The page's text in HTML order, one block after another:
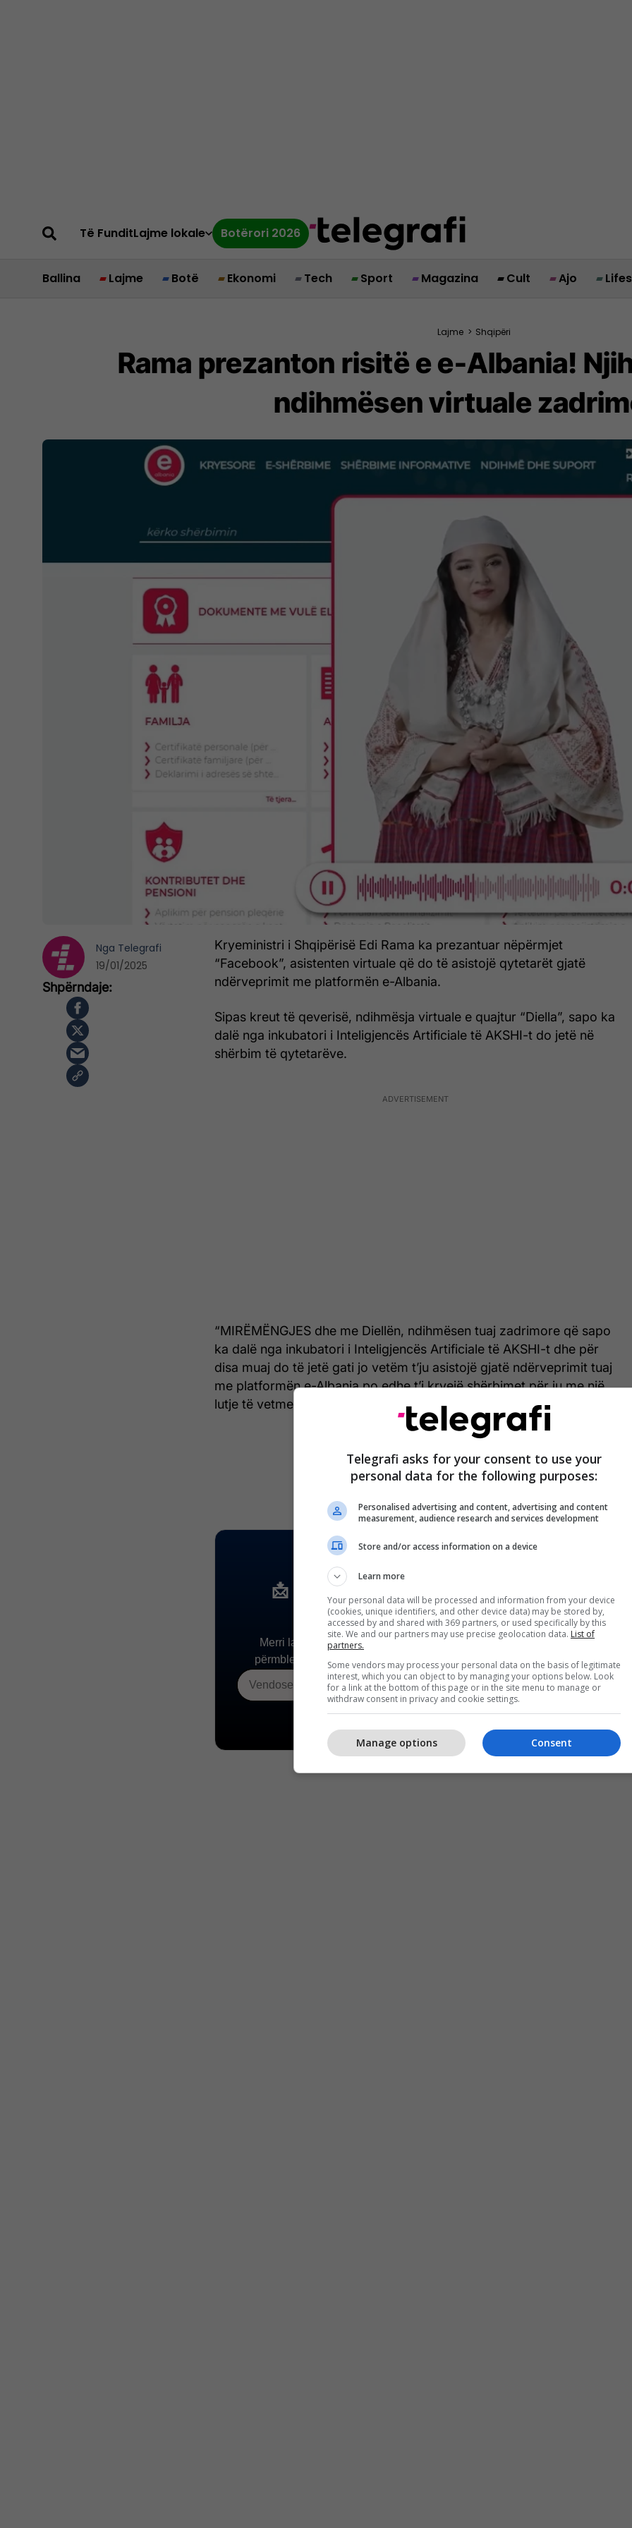
Të FunditLajme lokale Botërori 2026
Ballina Lajme Botë Ekonomi Tech Sport Magazina Cult Ajo
Lajme > Shqipëri
Rama prezanton risitë e e-Albania!
ndihmësen virtuale
Kryeministri i Shqipërisë Edi Rama ka prezantuar nëpërmjet
“Facebook”, asistenten virtuale që do të asistojë qytetarët gjatë
ndërveprimit me platformën e-Albania.
Sipas kreut të qeverisë, ndihmësja virtuale e quajtur “Diella”, sapo ka
dalë nga inkubatori i Inteligjencës Artificiale të AKSHI-t do jetë në
shërbim të qytetarëve.
“MIRËMËNGJES dhe me Diellën, ndihmësen tuaj zadrimore që sapo
ka dalë nga inkubatori i Inteligjencës Artificiale të AKSHI-t dhe për
disa muaj do të jetë gati jo vetëm t’ju asistojë gjatë ndërveprimit tuaj
me platformën e-Albania po edhe t’i kryejë shërbimet për ju me një
lutje të vetme, ju uroj të diel sa më të qetë”, shkruan Rama.
Nga Telegrafi
19/01/2025
Telegrafi asks for your consent to use your
personal data for the following purposes:
Personalised advertising and content, advertising and content
measurement, audience research and services development
Store and/or access information on a device
Learn more
Your personal data will be processed and information from your device
(cookies, unique identifiers, and other device data) may be stored by,
accessed by and shared with 369 partners, or used specifically by this
site. We and our partners may use precise geolocation data. List of
partners.
Some vendors may process your personal data on the basis of legitimate
interest, which you can object to by managing your options below. Look
for a link at the bottom of this page or in the site menu to manage or
withdraw consent in privacy and cookie settings.
Consent
Manage options